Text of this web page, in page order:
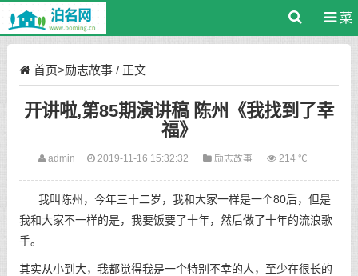
菜
首页>励志故事/ 正文
开讲啦,第85期演讲稿 陈州《我找到了幸
福》
admin 2019-11-16 15:32:32 励志故事 214 ℃
我叫陈州，今年三十二岁，我和大家一样是一个80后，但是
我和大家不一样的是，我要饭要了十年，然后做了十年的流浪歌
手。
其实从小到大，我都觉得我是一个特别不幸的人，至少在很长的